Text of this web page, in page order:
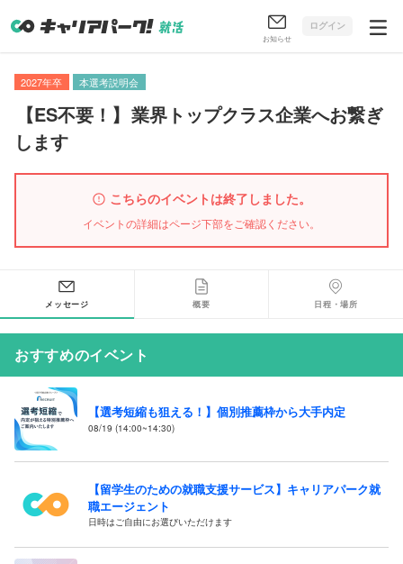
お知らせ
ログイン
2027年卒 本選考説明会
【ES不要！ 】 業界トップクラス企業へお繋ぎ
します
こちらのイベントは終了しました。
イベントの詳細はページ下部をご確認ください。
メッセージ 概要 日程・場所
おすすめのイベント
【選考短縮も狙える！】個別推薦枠から大手内定
08/19 (14:00~14:30)
【留学生のための就職支援サービス】キャリアパーク就
職エージェント
日時はご自由にお選びいただけます